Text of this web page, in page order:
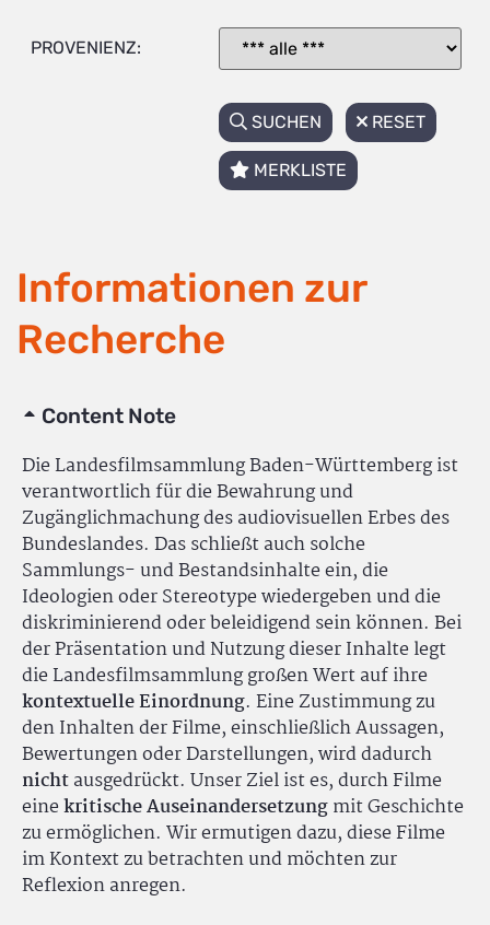
PROVENIENZ:
SUCHEN RESET
MERKLISTE
Informationen zur
Recherche
Content Note
Die Landesfilmsammlung Baden-Württemberg ist
verantwortlich für die Bewahrung und
Zugänglichmachung des audiovisuellen Erbes des
Bundeslandes. Das schließt auch solche
Sammlungs- und Bestandsinhalte ein, die
Ideologien oder Stereotype wiedergeben und die
diskriminierend oder beleidigend sein können. Bei
der Präsentation und Nutzung dieser Inhalte legt
die Landesfilmsammlung großen Wert auf ihre
kontextuelle Einordnung. Eine Zustimmung zu
den Inhalten der Filme, einschließlich Aussagen,
Bewertungen oder Darstellungen, wird dadurch
nichtausgedrückt. Unser Ziel ist es, durch Filme
einekritische Auseinandersetzungmit Geschichte
zu ermöglichen. Wir ermutigen dazu, diese Filme
im Kontext zu betrachten und möchten zur
Reflexion anregen.